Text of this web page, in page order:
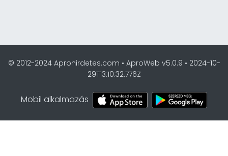
© 2012-2024 Aprohirdetes.com • AproWeb v5.0.9 • 2024-10-
29T13:10:32.776Z
Mobil alkalmazás